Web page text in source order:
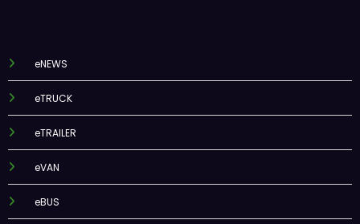
eNEWS
eTRUCK
eTRAILER
eVAN
eBUS